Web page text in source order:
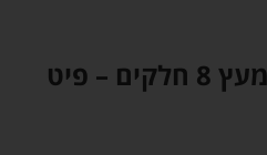
פאזל כלי תחבורה מעץ 8 חלקים – פיט